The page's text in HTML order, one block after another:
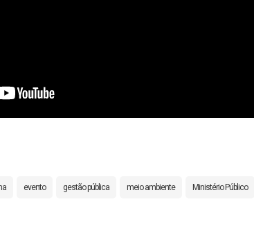
evento gestão pública meio ambiente Ministério Público